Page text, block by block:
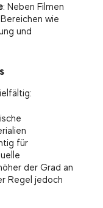
: Neben Filmen
wie
und
für
der Grad an
Regel jedoch